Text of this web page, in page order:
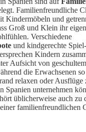
Familienfreundliche
Kindermöbeln und
Groß und Klein ihr
Verschiedene
und kindgerechte
Kindern
Aufsicht von
die Erwachsenen
relaxen oder
Spanien unternehmen
üblicherweise auch zu
familienfreundlichen